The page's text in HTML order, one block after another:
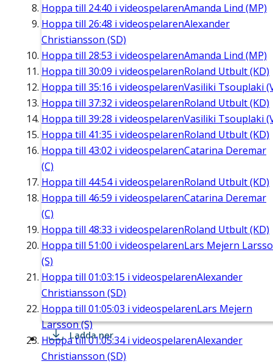
Hoppa till 24:40 i videospelarenAmanda Lind (MP)
Hoppa till 26:48 i videospelarenAlexander
Christiansson (SD)
Hoppa till 28:53 i videospelarenAmanda Lind (MP)
Hoppa till 30:09 i videospelarenRoland Utbult (KD)
Hoppa till 35:16 i videospelarenVasiliki Tsouplaki
Hoppa till 37:32 i videospelarenRoland Utbult (KD)
Hoppa till 39:28 i videospelarenVasiliki Tsouplaki
Hoppa till 41:35 i videospelarenRoland Utbult (KD)
Hoppa till 43:02 i videospelarenCatarina Deremar
(C)
Hoppa till 44:54i videospelarenRoland Utbult (KD)
Hoppa till 46:59 i videospelarenCatarina Deremar
(C)
Hoppa till 48:33 i videospelarenRoland Utbult (KD)
Hoppa till 51:00 i videospelarenLars Mejern
(S)
Hoppa till 01:03:15 i videospelarenAlexander
Christiansson (SD)
Hoppa till 01:05:03 i videospelarenLars Mejern
Larsson (S)
Hoppa till01:05:34i videospelarenAlexander
Christiansson (SD)
Ladda ner